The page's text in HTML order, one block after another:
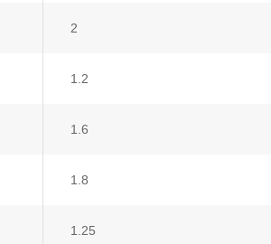
2
1.2
1.6
1.8
1.25